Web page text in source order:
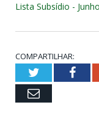
Lista Subsídio -
COMPARTILHAR:
Twitter
Email